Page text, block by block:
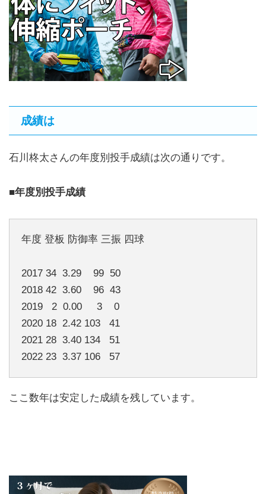
成績は
石川柊太さんの年度別投手成績は次の通りです。
■年度別投手成績
年度 登板 防御率 三振 四球
2017 34 3.29 99 50
2018 42 3.60 96 43
2019 2 0.00 3 0
2020 18 2.42 103 41
2021 28 3.40 134 51
2022 23 3.37 106 57
ここ数年は安定した成績を残しています。